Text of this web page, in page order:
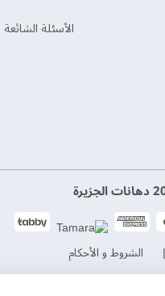
الأسئلة الشائعة
الشروط و الأحكام